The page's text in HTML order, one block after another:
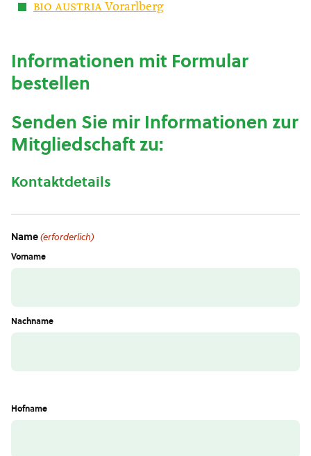
bio austria Vorarlberg
Informationen mit Formular
bestellen
Senden Sie mir Informationen zur
Mitgliedschaft zu:
Kontaktdetails
Name(erforderlich)
Vorname
Nachname
Hofname